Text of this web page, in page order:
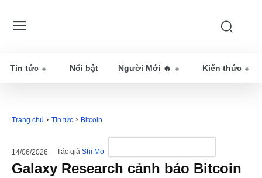
Tin tức Nổi bật Người Mới 🔥 Kiến thức
Trang chủ Tin tức Bitcoin
14/06/2026 Tác giả Shi Mo
Galaxy Research cảnh báo Bitcoin